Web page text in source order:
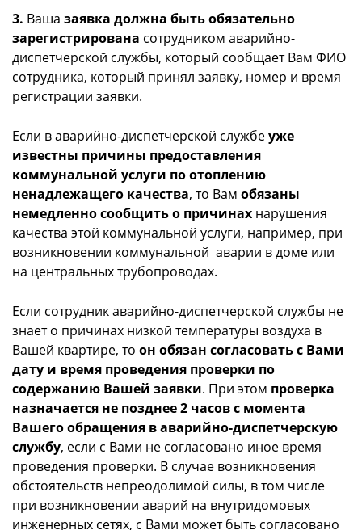
3. Ваша заявка должна быть обязательно
зарегистрирована сотрудником аварийно-
диспетчерской службы, который сообщает Вам ФИО
сотрудника, который принял заявку, номер и время
регистрации заявки.
Если в аварийно-диспетчерской службеуже
известны причины предоставления
коммунальной услуги по отоплению
ненадлежащего качества, то Вам обязаны
немедленно сообщить о причинах нарушения
качества этой коммунальной услуги, например, при
возникновении коммунальной аварии в доме или
на центральных трубопроводах.
Если сотрудник аварийно-диспетчерской службы не
знает о причинах низкой температуры воздуха в
Вашей квартире, то он обязан согласовать с Вами
дату и время проведения проверки по
содержанию Вашей заявки. При этом проверка
назначается не позднее 2 часов с момента
Вашего обращения в аварийно-диспетчерскую
службу, если с Вами не согласовано иное время
проведения проверки. В случае возникновения
обстоятельств непреодолимой силы, в том числе
при возникновении аварий на внутридомовых
инженерных сетях, с Вами может быть согласовано